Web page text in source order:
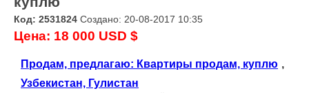
Код: 2531824 Создано: 20-08-2017 10:35
Цена: 18 000 USD $
Продам, предлагаю: Квартиры продам, куплю ,
Узбекистан, Гулистан